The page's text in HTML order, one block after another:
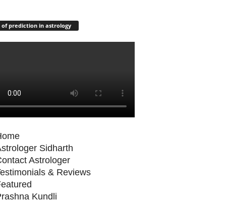
prediction in astrology
Sidharth
Astrologer
& Reviews
Kundli